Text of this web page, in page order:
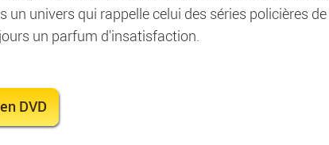
univers qui rappelle celui des séries policières de
un parfum d'insatisfaction.
DVD